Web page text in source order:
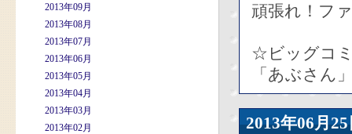
2013年09月
2013年08月
2013年07月
2013年06月
2013年05月
2013年04月
2013年03月
2013年02月
頑張れ！フ
☆ビッグコ
「あぶさん
2013年06